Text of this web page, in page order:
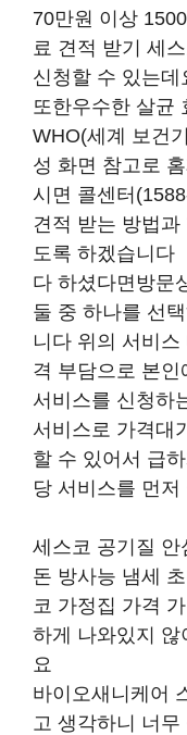
70만원 이상
료 견적 받기 세
신청할 수 있는
또한우수한 살균
WHO(세계 보건
성 화면 참고로
시면 콜센터
견적 받는 방법
도록 하겠습니다
다 하셨다면방문
둘 중 하나를 선
니다 위의 서비
격 부담으로 본인
서비스를 신청하
서비스로 가격대
할 수 있어서 급
당 서비스를 먼
세스코 공기질
돈 방사능 냄세
코 가정집 가격
하게 나와있지 않
요
바이오새니케어
고 생각하니 너무